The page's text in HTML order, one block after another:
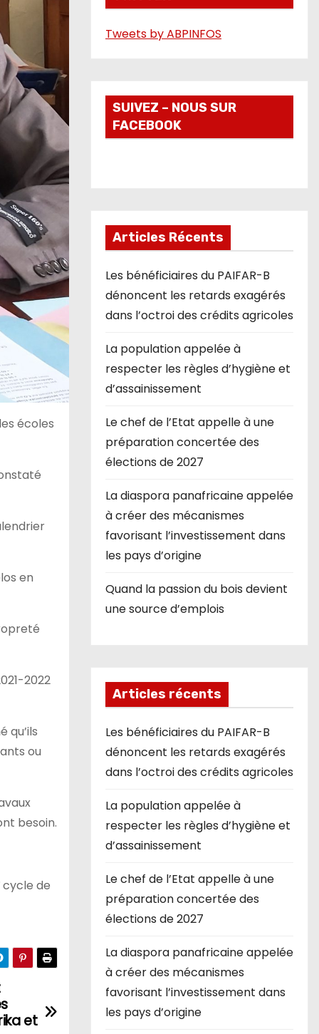
écoles
en
2022
qu’ils
ou
besoin.
cycle de
et
o
Tweets by ABPINFOS
SUIVEZ – NOUS SUR
FACEBOOK
Articles Récents
Les bénéficiaires du PAIFAR-B
dénoncent les retards exagérés
dans l’octroi des crédits agricoles
La population appelée à
respecter les règles d’hygiène et
d’assainissement
Le chef de l’Etat appelle à une
préparation concertée des
élections de 2027
La diaspora panafricaine appelée
à créer des mécanismes
favorisant l’investissement dans
les pays d’origine
Quand la passion du bois devient
une source d’emplois
Articles récents
Les bénéficiaires du PAIFAR-B
dénoncent les retards exagérés
dans l’octroi des crédits agricoles
La population appelée à
respecter les règles d’hygiène et
d’assainissement
Le chef de l’Etat appelle à une
préparation concertée des
élections de 2027
La diaspora panafricaine appelée
à créer des mécanismes
favorisant l’investissement dans
les pays d’origine